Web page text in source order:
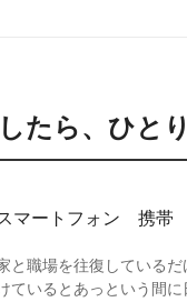
たら、ひと
職場を往復している
ているとあっという間